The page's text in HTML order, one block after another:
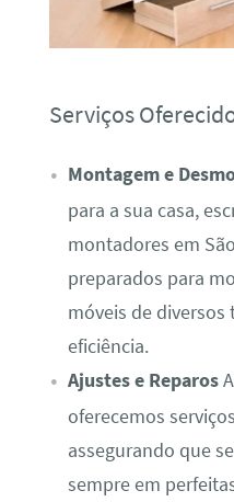
Serviços
Montagem e
para a sua casa,
montadores em
preparados para
móveis de
eficiência.
Ajustes e Reparos
oferecemos
assegurando que
sempre em